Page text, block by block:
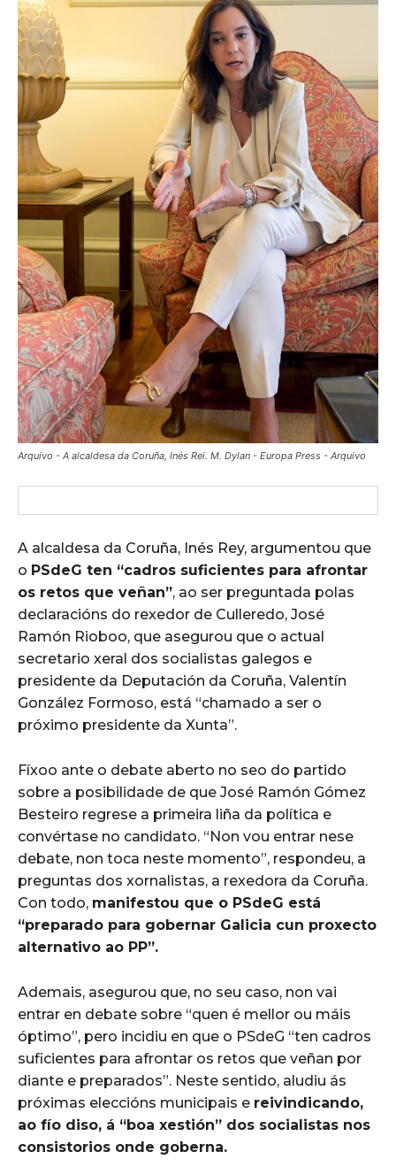
Arquivo - A alcaldesa da Coruña, Inés Rei. M. Dylan - Europa Press - Arquivo
A alcaldesa da Coruña, Inés Rey, argumentou que
o PSdeG ten “cadros suficientes para afrontar
os retos que veñan”, ao ser preguntada polas
declaracións do rexedor de Culleredo, José
Ramón Rioboo, que asegurou que o actual
secretario xeral dos socialistas galegos e
presidente da Deputación da Coruña, Valentín
González Formoso, está “chamado a ser o
próximo presidente da Xunta”.
Fíxoo ante o debate aberto no seo do partido
sobre a posibilidade de que José Ramón Gómez
Besteiro regrese a primeira liña da política e
convértase no candidato. “Non vou entrar nese
debate, non toca neste momento”, respondeu, a
preguntas dos xornalistas, a rexedora da Coruña.
Con todo, manifestou que o PSdeG está
“preparado para gobernar Galicia cun proxecto
alternativo ao PP”.
Ademais, asegurou que, no seu caso, non vai
entrar en debate sobre “quen é mellor ou máis
óptimo”, pero incidiu en que o PSdeG “ten cadros
suficientes para afrontar os retos que veñan por
diante e preparados”. Neste sentido, aludiu ás
próximas eleccións municipais e reivindicando,
ao fío diso, á “boa xestión” dos socialistas nos
consistorios onde goberna.